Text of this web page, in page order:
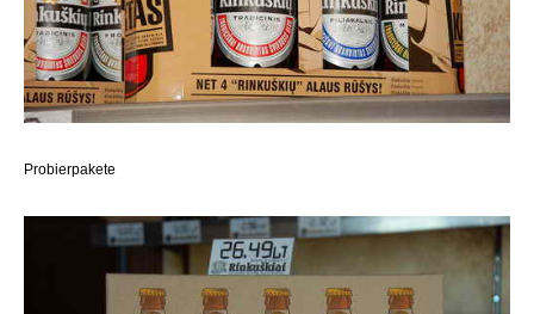
Probierpakete